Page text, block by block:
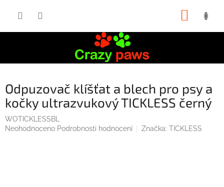
Odpuzovač klíšťat a blech pro psy a
kočky ultrazvukový TICKLESS černý
WOTICKLESSBL
Průměrné
Neohodnoceno Podrobnosti hodnocení Značka: TICKLESS